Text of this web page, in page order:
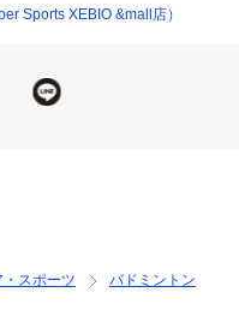
着や縫製のズレ・歪みが
メーカーカラー表記と異
Sports XEBIO &mall店）
スポーツ
バドミントン